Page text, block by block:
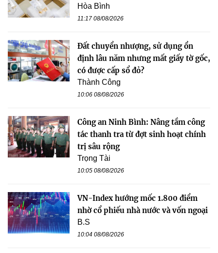
Hòa Bình
11:17 08/08/2026
Đất chuyển nhượng, sử dụng ổn
định lâu năm nhưng mất giấy tờ gốc,
có được cấp sổ đỏ?
Thành Công
10:06 08/08/2026
Công an Ninh Bình: Nâng tầm công
tác thanh tra từ đợt sinh hoạt chính
trị sâu rộng
Trọng Tài
10:05 08/08/2026
VN-Index hướng mốc 1.800 điểm
nhờ cổ phiếu nhà nước và vốn ngoại
B.S
10:04 08/08/2026